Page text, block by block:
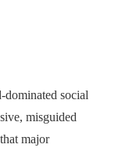
dominated social
misguided
major